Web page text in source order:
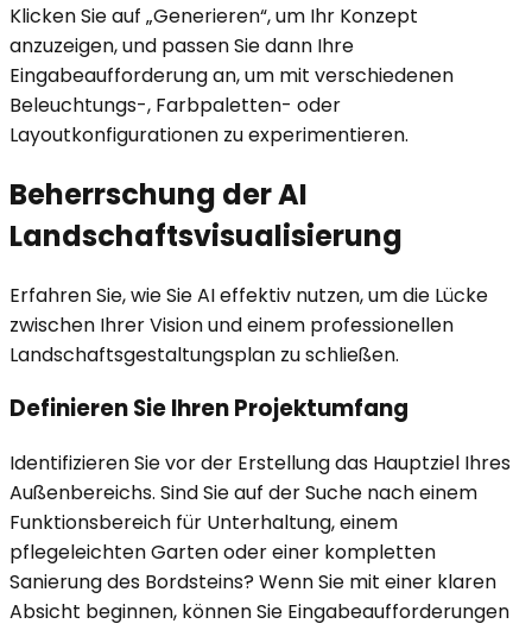
Klicken Sie auf „Generieren“, um Ihr Konzept
anzuzeigen, und passen Sie dann Ihre
Eingabeaufforderung an, um mit verschiedenen
Beleuchtungs-, Farbpaletten- oder
Layoutkonfigurationen zu experimentieren.
Beherrschung der AI
Landschaftsvisualisierung
Erfahren Sie, wie Sie AI effektiv nutzen, um die Lücke
zwischen Ihrer Vision und einem professionellen
Landschaftsgestaltungsplan zu schließen.
Definieren Sie Ihren Projektumfang
Identifizieren Sie vor der Erstellung das Hauptziel Ihres
Außenbereichs. Sind Sie auf der Suche nach einem
Funktionsbereich für Unterhaltung, einem
pflegeleichten Garten oder einer kompletten
Sanierung des Bordsteins? Wenn Sie mit einer klaren
Absicht beginnen, können Sie Eingabeaufforderungen